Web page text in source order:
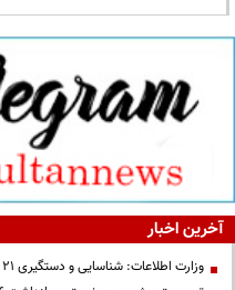
آخرین اخبار